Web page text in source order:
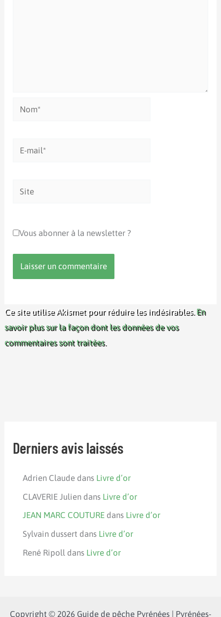
Nom*
Site
Vous abonner à la newsletter ?
Ce site utilise Akismet pour réduire les indésirables. En
savoir plus sur la façon dont les données de vos
commentaires sont traitées.
Derniers avis laissés
Adrien Claude dans Livre d’or
CLAVERIE Julien dans Livre d’or
JEAN MARC COUTURE dans Livre d’or
Sylvain dussert dans Livre d’or
René Ripoll dans Livre d’or
Copyright © 2026 Guide de pêche Pyrénées | Pyrénées-